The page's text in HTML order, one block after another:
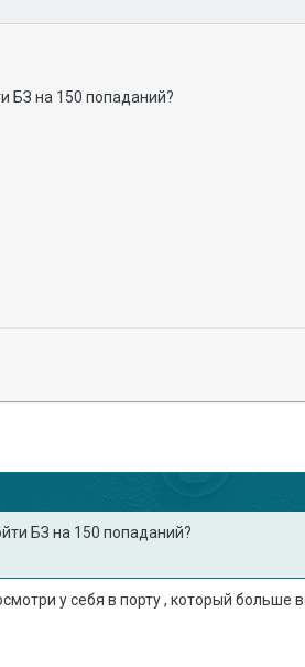
БЗ на 150 попаданий?
БЗ на 150 попаданий?
у себя в порту , который больше